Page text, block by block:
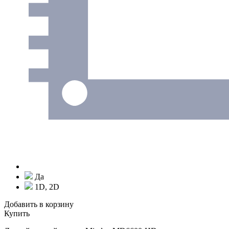
Да
1D, 2D
Добавить в корзину
Купить